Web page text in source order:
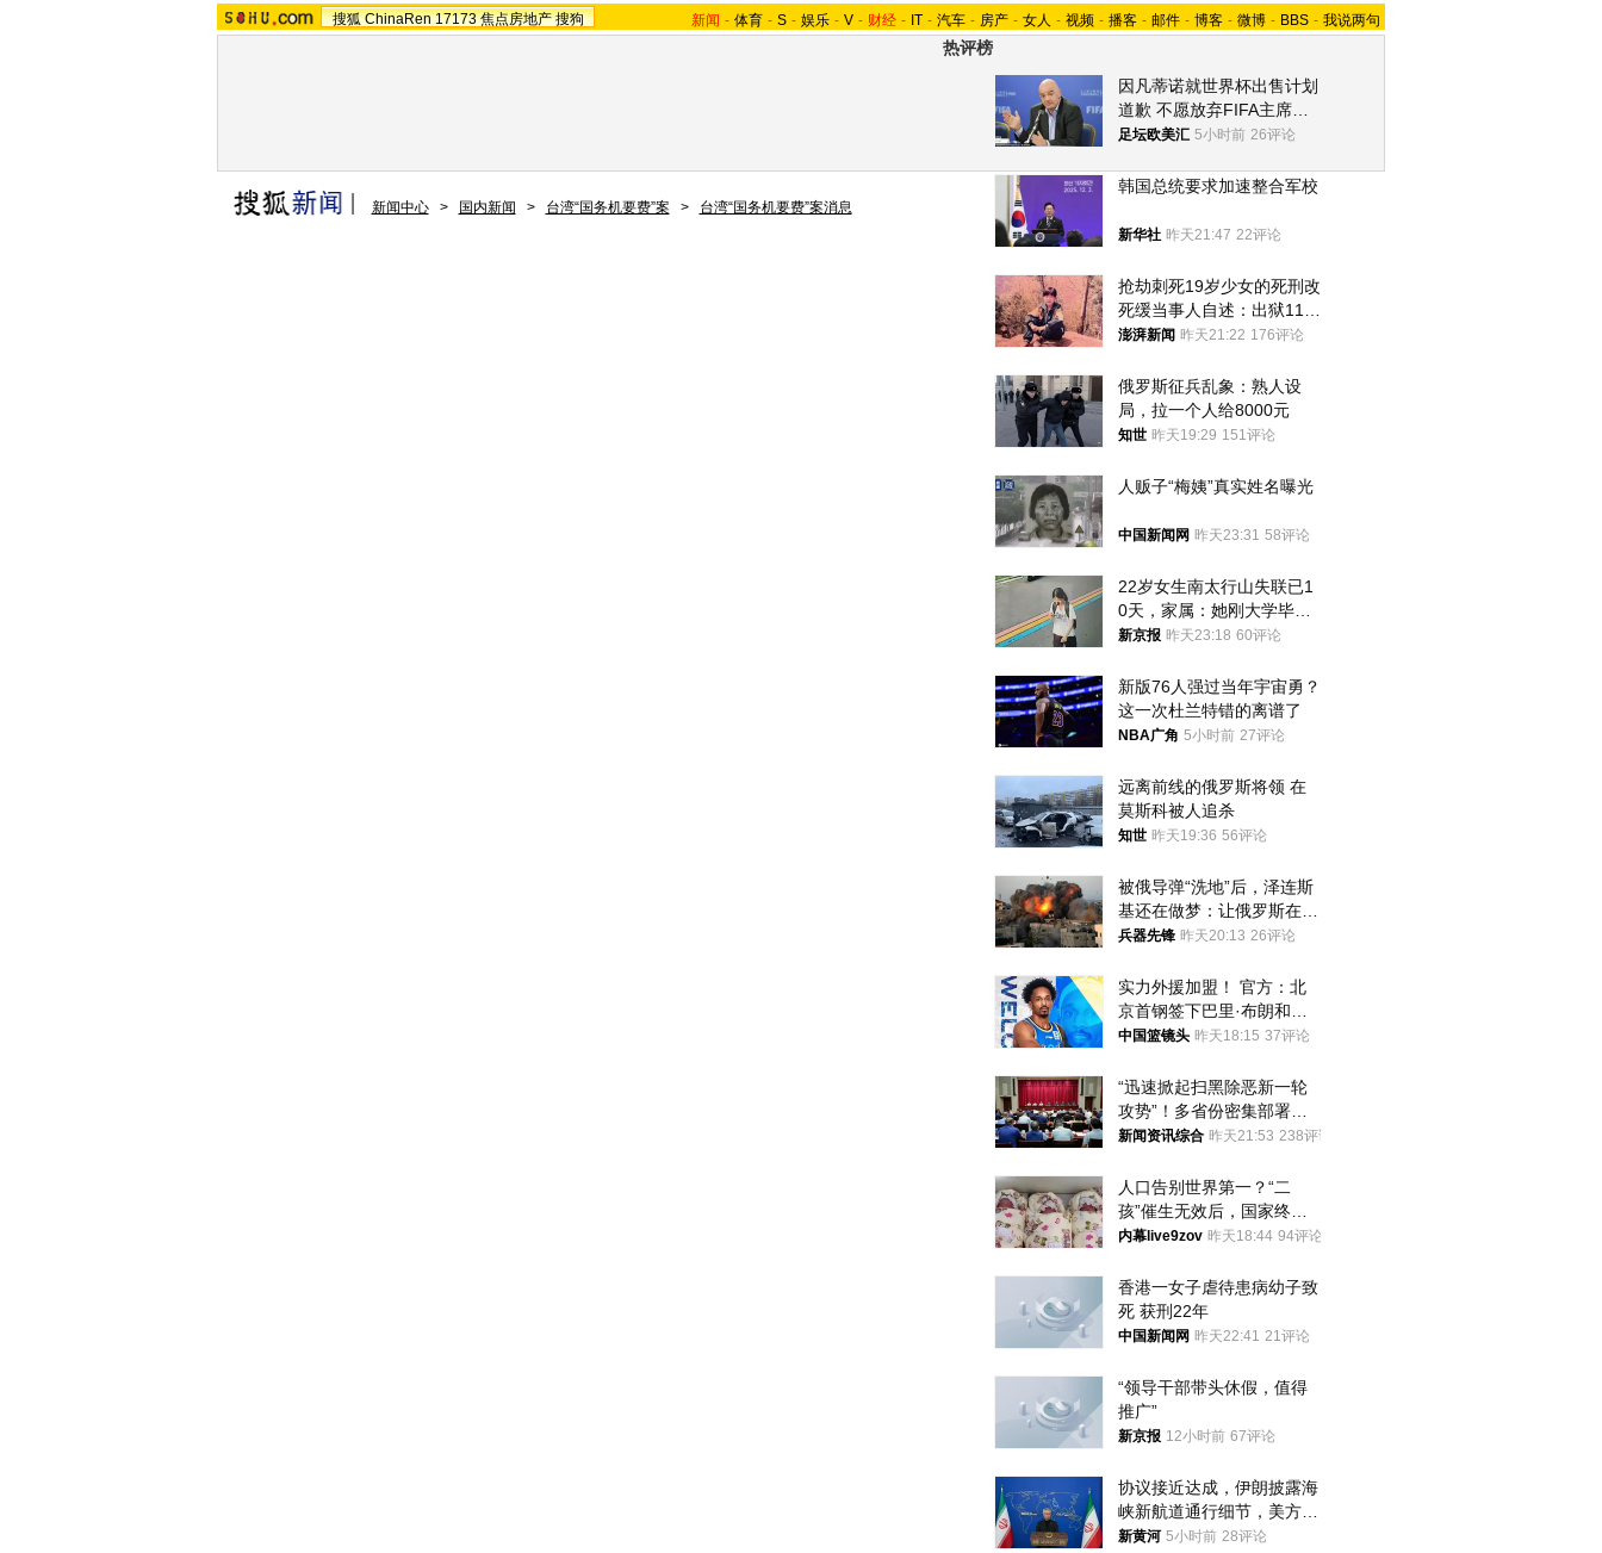
搜狐 ChinaRen 17173 焦点房地产 搜狗 新闻 - 体育 - S - 娱乐 - V - 财经 - IT - 汽车 - 房产 - 女人 - 视频 - 播客 - 邮件 - 博客 - 微博 - BBS - 我说两句
热评榜
因凡蒂诺就世界杯出售计划
道歉 不愿放弃FIFA主席职
位
足坛欧美汇 5小时前 26评论
韩国总统要求加速整合军校
新华社 昨天21:47 22评论
抢劫刺死19岁少女的死刑改
死缓当事人自述：出狱11年
间始终刻意躲避被害人家属
澎湃新闻 昨天21:22 176评论
俄罗斯征兵乱象：熟人设
局，拉一个人给8000元
知世 昨天19:29 151评论
人贩子“梅姨”真实姓名曝光
中国新闻网 昨天23:31 58评论
22岁女生南太行山失联已1
0天，家属：她刚大学毕业
想到山里旅行
新京报 昨天23:18 60评论
新版76人强过当年宇宙勇？
这一次杜兰特错的离谱了
NBA广角 5小时前 27评论
远离前线的俄罗斯将领 在
莫斯科被人追杀
知世 昨天19:36 56评论
被俄导弹“洗地”后，泽连斯
基还在做梦：让俄罗斯在冬
季前求和？
兵器先锋 昨天20:13 26评论
实力外援加盟！ 官方：北
京首钢签下巴里·布朗和桑
普森
中国篮镜头 昨天18:15 37评论
“迅速掀起扫黑除恶新一轮
攻势”！多省份密集部署，
公布举报方式
新闻资讯综合 昨天21:53 238评论
人口告别世界第一？“二
孩”催生无效后，国家终于
向住房出手了！
内幕live9zov 昨天18:44 94评论
香港一女子虐待患病幼子致
死 获刑22年
中国新闻网 昨天22:41 21评论
“领导干部带头休假，值得
推广”
新京报 12小时前 67评论
协议接近达成，伊朗披露海
峡新航道通行细节，美方再
提“倒计时”
新黄河 5小时前 28评论
新闻中心 > 国内新闻 > 台湾“国务机要费”案 > 台湾“国务机要费”案消息